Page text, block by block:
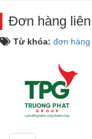
Đơn hàng
Từ khóa: đơn hàng